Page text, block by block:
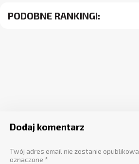
PODOBNE RANKINGI:
Dodaj komentarz
Twój adres email nie zostanie
oznaczone *